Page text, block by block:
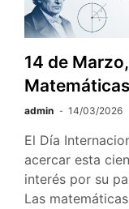
14 de
Matemáticas
admin 14/03/2026
El Día
acercar esta
interés por su
Las